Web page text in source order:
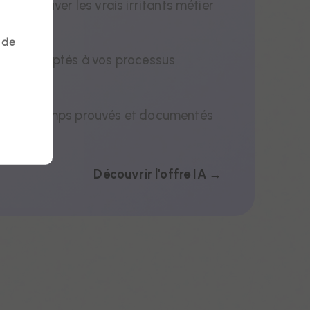
pour trouver les vrais irritants métier
IA adaptés à vos processus
de temps prouvés et documentés
Découvrir l'offre IA →